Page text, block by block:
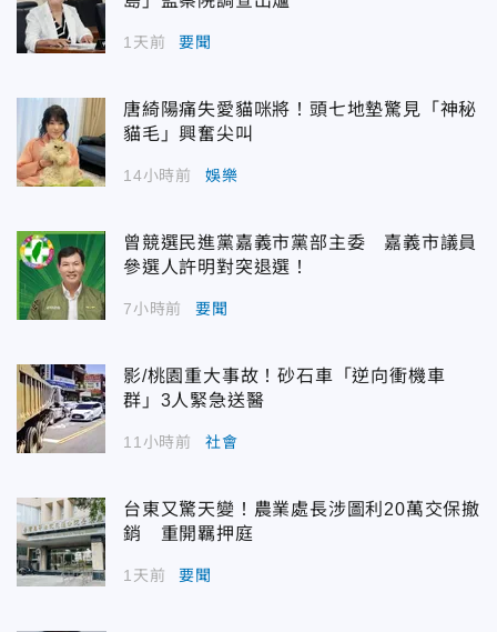
1天前 要聞
唐綺陽痛失愛貓咪將！頭七地墊驚見「神秘
貓毛」興奮尖叫
14小時前 娛樂
曾競選民進黨嘉義市黨部主委 嘉義市議員
參選人許明對突退選！
7小時前 要聞
影/桃園重大事故！砂石車「逆向衝機車
群」3人緊急送醫
11小時前 社會
台東又驚天變！農業處長涉圖利20萬交保撤
銷 重開羈押庭
1天前 要聞